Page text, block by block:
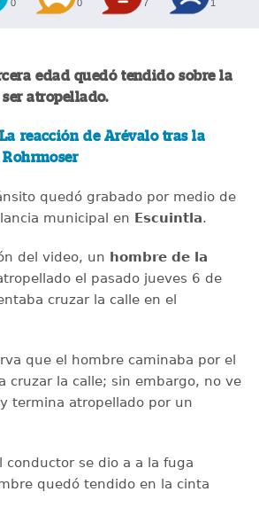
0 0 7 1
edad quedó tendido sobre la
atropellado.
La reacción de Arévalo tras la
quedó grabado por medio de
municipal en Escuintla.
del video, un hombre de la
el pasado jueves 6 de
cruzar la calle en el
que el hombre caminaba por el
cruzar la calle; sin embargo, no ve
termina atropellado por un
conductor se dio a a la fuga
quedó tendido en la cinta